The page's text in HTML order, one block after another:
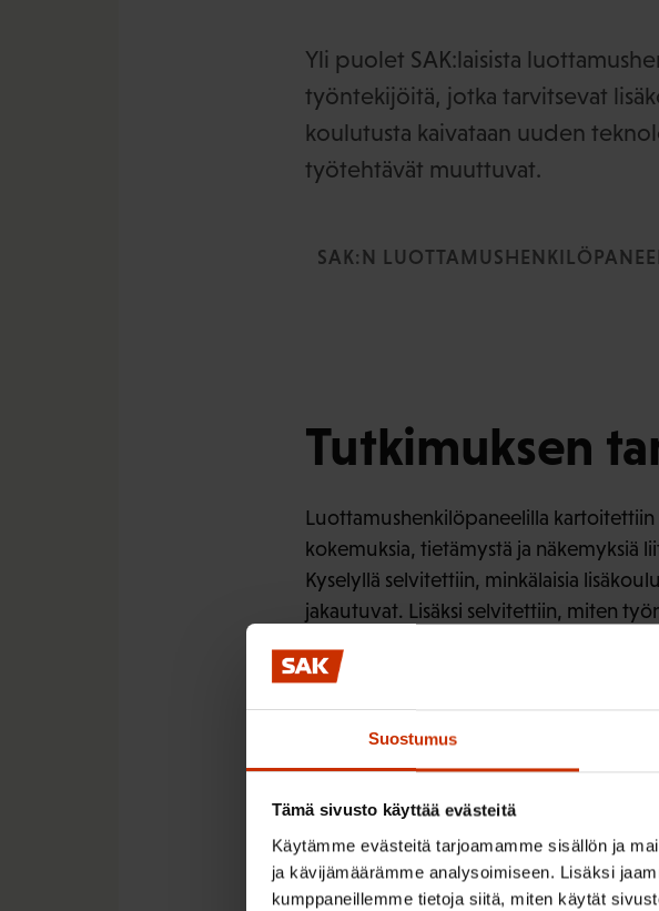
Suostumus
Tämä sivusto käyttää evästeitä
Käytämme evästeitä tarjoamamme sisällön ja
ja kävijämäärämme analysoimiseen. Lisäksi
kumppaneillemme tietoja siitä, miten käytät
Yli puolet SAK:laisista
työntekijöitä, jotka tarvitsevat
koulutusta kaivataan uuden
työtehtävät muuttuvat.
SAK:N
Tutkimuksen
Luottamushenkilöpaneelilla
kokemuksia, tietämystä ja näkemyksiä
Kyselyllä selvitettiin, minkälaisia
jakautuvat. Lisäksi selvitettiin, miten
tehdään. Luottamushenkilöiltä kysyttiin
Keskeiset